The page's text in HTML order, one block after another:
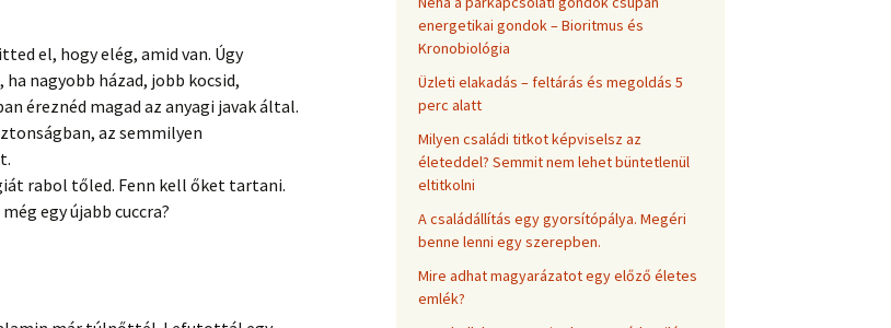
el, hogy elég, amid van. Úgy
nagyobb házad, jobb kocsid,
éreznéd magad az anyagi javak által.
az semmilyen
rabol tőled. Fenn kell őket tartani.
egy újabb cuccra?
energetikai gondok – Bioritmus és
Kronobiológia
Üzleti elakadás – feltárás és megoldás 5
perc alatt
Milyen családi titkot képviselsz az
életeddel? Semmit nem lehet büntetlenül
eltitkolni
A családállítás egy gyorsítópálya. Megéri
benne lenni egy szerepben.
Mire adhat magyarázatot egy előző életes
emlék?